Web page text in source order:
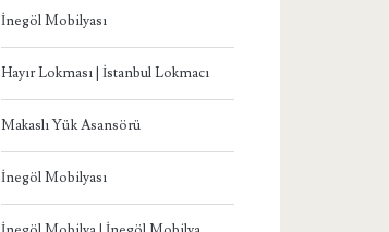
İnegöl Mobilyası
Hayır Lokması | İstanbul Lokmacı
Makaslı Yük Asansörü
İnegöl Mobilyası